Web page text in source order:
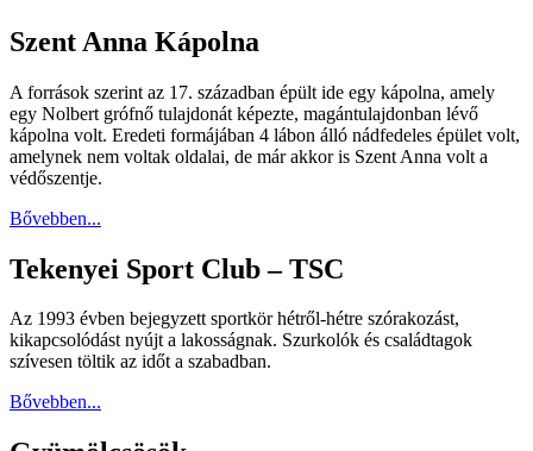
Szent Anna Kápolna
A források szerint az 17. században épült ide egy kápolna, amely
egy Nolbert grófnő tulajdonát képezte, magántulajdonban lévő
kápolna volt. Eredeti formájában 4 lábon álló nádfedeles épület volt,
amelynek nem voltak oldalai, de már akkor is Szent Anna volt a
védőszentje.
Bővebben...
Tekenyei Sport Club – TSC
Az 1993 évben bejegyzett sportkör hétről-hétre szórakozást,
kikapcsolódást nyújt a lakosságnak. Szurkolók és családtagok
szívesen töltik az időt a szabadban.
Bővebben...